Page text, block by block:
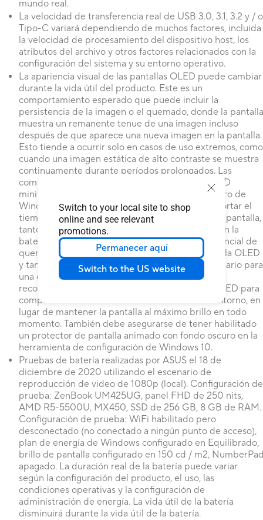
Switch to your local site to shop
online and see relevant
promotions.
Permanecer aquí
Switch to the US website
mundo real.
La velocidad de transferencia real de USB 3.0, 3.1, 3.2 y / o
Tipo-C variará dependiendo de muchos factores, incluida
la velocidad de procesamiento del dispositivo host, los
atributos del archivo y otros factores relacionados con la
configuración del sistema y su entorno operativo.
La apariencia visual de las pantallas OLED puede cambiar
durante la vida útil del producto. Este es un
comportamiento esperado que puede incluir la
persistencia de la imagen o el quemado, donde la pantalla
muestra un remanente tenue de una imagen incluso
después de que aparece una nueva imagen en la pantalla.
Esto tiende a ocurrir solo en casos de uso extremos, como
cuando una imagen estática de alto contraste se muestra
continuamente durante períodos prolongados. Las
computadoras portátiles ASUS con pantalla OLED
minimizan este riesgo al configurar el modo oscuro de
Windows 10 como predeterminado, así como acortar el
tiempo de inactividad antes de que se apague la pantalla,
tanto con la alimentación de la red (CA) como con la
batería (CC). Este enfoque dual minimiza el potencial de
quemado para maximizar la vida útil de su pantalla OLED
y también reduce el consumo de energía innecesario para
una duración óptima de la batería. También
recomendamos ajustar el brillo de su pantalla OLED para
complementar la iluminación ambiental en su entorno, en
lugar de mantener la pantalla al máximo brillo en todo
momento. También debe asegurarse de tener habilitado
un protector de pantalla animado con fondo oscuro en la
herramienta de configuración de Windows 10.
Pruebas de batería realizadas por ASUS el 18 de
diciembre de 2020 utilizando el escenario de
reproducción de video de 1080p (local). Configuración de
prueba: ZenBook UM425UG, panel FHD de 250 nits,
AMD R5-5500U, MX450, SSD de 256 GB, 8 GB de RAM.
Configuración de prueba: WiFi habilitado pero
desconectado (no conectado a ningún punto de acceso),
plan de energía de Windows configurado en Equilibrado,
brillo de pantalla configurado en 150 cd / m2,
apagado. La duración real de la batería puede variar
según la configuración del producto, el uso, las
condiciones operativas y la configuración de
administración de energía. La vida útil de la batería
disminuirá durante la vida útil de la batería.